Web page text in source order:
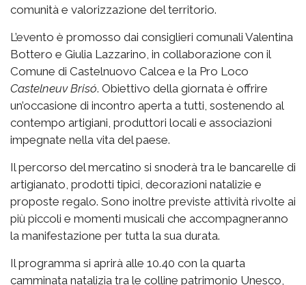
comunità e valorizzazione del territorio.
L’evento è promosso dai consiglieri comunali Valentina
Bottero e Giulia Lazzarino, in collaborazione con il
Comune di Castelnuovo Calcea e la Pro Loco
Castelneuv Brisó. Obiettivo della giornata è offrire
un’occasione di incontro aperta a tutti, sostenendo al
contempo artigiani, produttori locali e associazioni
impegnate nella vita del paese.
Il percorso del mercatino si snoderà tra le bancarelle di
artigianato, prodotti tipici, decorazioni natalizie e
proposte regalo. Sono inoltre previste attività rivolte ai
più piccoli e momenti musicali che accompagneranno
la manifestazione per tutta la sua durata.
Il programma si aprirà alle 10.40 con la quarta
camminata natalizia tra le colline patrimonio Unesco,